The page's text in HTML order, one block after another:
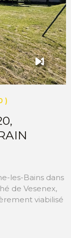
les-Bains dans
de Vesenex,
viabilisé
sous-sol est